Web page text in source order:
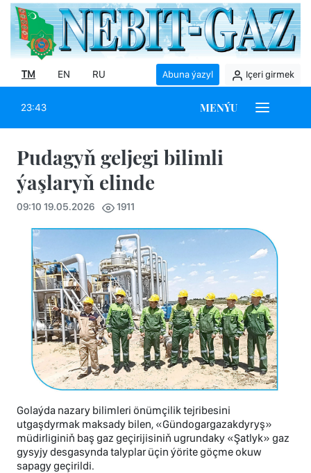
TM EN RU Abuna ýazyl Içeri girmek
23:43 MENÝU
Pudagyň geljegi bilimli
ýaşlaryň elinde
09:10 19.05.2026 1911
Golaýda nazary bilimleri önümçilik tejribesini
utgaşdyrmak maksady bilen, «Gündogargazakdyryş»
müdirliginiň baş gaz geçirijisiniň ugrundaky «Şatlyk» gaz
gysyjy desgasynda talyplar üçin ýörite göçme okuw
sapagy geçirildi.